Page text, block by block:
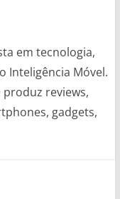
em tecnologia,
Inteligência Móvel.
reviews,
gadgets,